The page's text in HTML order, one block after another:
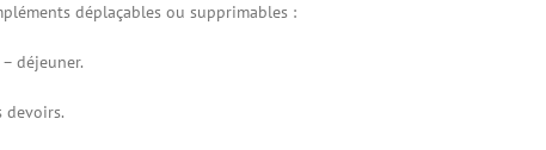
déplaçables ou supprimables :
déjeuner.
devoirs.